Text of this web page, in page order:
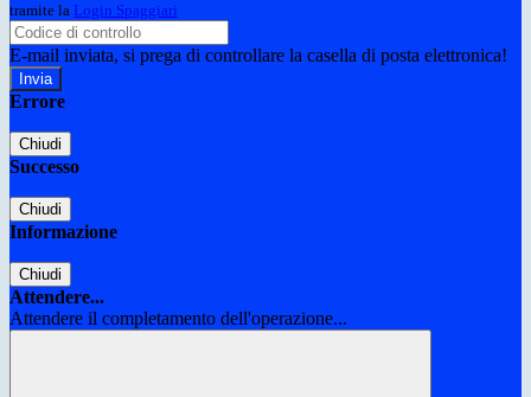
tramite la Login Spaggiari
E-mail inviata, si prega di controllare la casella di posta elettronica!
Errore
Chiudi
Successo
Chiudi
Informazione
Chiudi
Attendere...
Attendere il completamento dell'operazione...